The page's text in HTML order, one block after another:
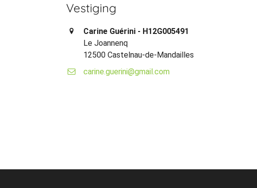
Vestiging
Carine Guérini - H12G005491
Le Joannenq
12500 Castelnau-de-Mandailles
carine.guerini@gmail.com